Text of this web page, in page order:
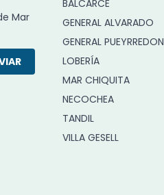
Mar
BALCARCE
GENERAL ALVARADO
GENERAL PUEYRREDON
LOBERÍA
MAR CHIQUITA
NECOCHEA
TANDIL
VILLA GESELL